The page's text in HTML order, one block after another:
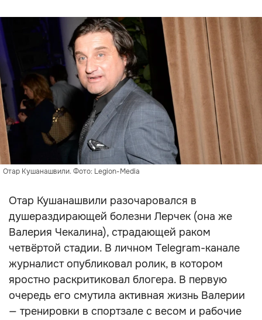
Отар Кушанашвили. Фото: Legion-Media
Отар Кушанашвили разочаровался в
душераздирающей болезни Лерчек (она же
Валерия Чекалина), страдающей раком
четвёртой стадии. В личном Telegram-канале
журналист опубликовал ролик, в котором
яростно раскритиковал блогера. В первую
очередь его смутила активная жизнь Валерии
— тренировки в спортзале с весом и рабочие